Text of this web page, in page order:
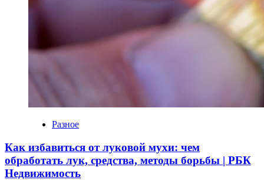
Разное
Как избавиться от луковой мухи: чем
обработать лук, средства, методы борьбы | РБК
Недвижимость